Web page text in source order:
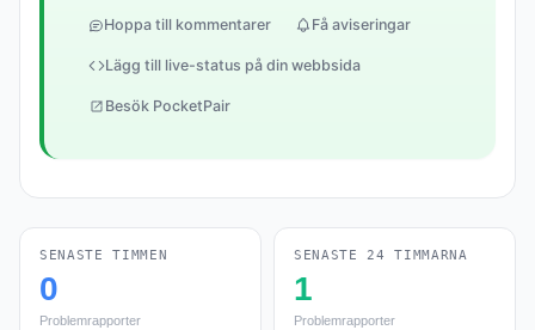
Hoppa till kommentarer Få aviseringar
Lägg till live-status på din webbsida
Besök PocketPair
SENASTE TIMMEN
0
Problemrapporter
SENASTE 24 TIMMARNA
1
Problemrapporter